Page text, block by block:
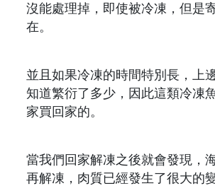
沒能處理掉，即使被冷凍，但是
在。
並且如果冷凍的時間特別長，上
知道繁衍了多少，因此這類冷凍
家買回家的。
當我們回家解凍之後就會發現，
再解凍，肉質已經發生了很大的